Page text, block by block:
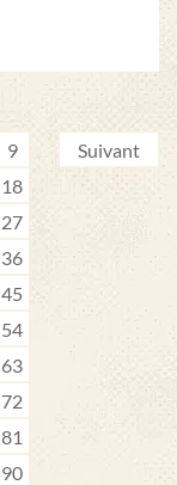
9
18
27
36
45
54
63
72
81
90
Suivant